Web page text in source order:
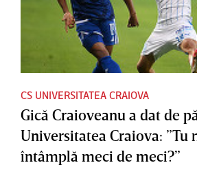
CS UNIVERSITATEA CRAIOVA
Gică Craioveanu a dat de
Universitatea Craiova: ”Tu
întâmplă meci de meci?”